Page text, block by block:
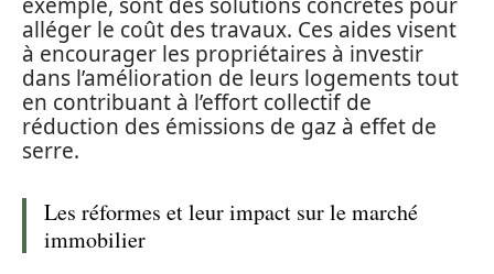
alléger le coût des travaux. Ces aides visent
à encourager les propriétaires à investir
dans l’amélioration de leurs logements tout
en contribuant à l’effort collectif de
réduction des émissions de gaz à effet de
serre.
Les réformes et leur impact sur le marché
immobilier